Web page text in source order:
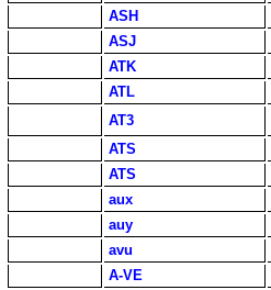
ASH
ASJ
ATK
ATL
AT3
ATS
ATS
aux
auy
avu
A-VE